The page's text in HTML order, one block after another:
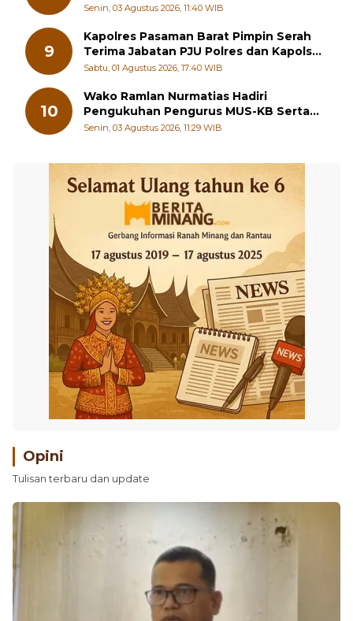
Generasi Muda Hilang Jati Diri
Senin, 03 Agustus 2026, 11:40 WIB
9
Kapolres Pasaman Barat Pimpin Serah
Terima Jabatan PJU Polres dan Kapolsek
Sungai Beremas
Sabtu, 01 Agustus 2026, 17:40 WIB
10
Wako Ramlan Nurmatias Hadiri
Pengukuhan Pengurus MUS-KB Serta
LMKB Periode 2026-2031,
Senin, 03 Agustus 2026, 11:29 WIB
Opini
Tulisan terbaru dan update